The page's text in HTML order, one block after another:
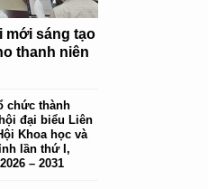
mới sáng tạo
thanh niên
chức thành
đại biểu Liên
Khoa học và
lần thứ I,
– 2031